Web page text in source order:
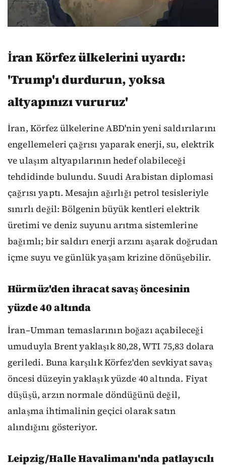
İran Körfez ülkelerini uyardı:
'Trump'ı durdurun, yoksa
altyapınızı vururuz'
İran, Körfez ülkelerine ABD'nin yeni saldırılarını
engellemeleri çağrısı yaparak enerji, su, elektrik
ve ulaşım altyapılarının hedef olabileceği
tehdidinde bulundu. Suudi Arabistan diplomasi
çağrısı yaptı. Mesajın ağırlığı petrol tesisleriyle
sınırlı değil: Bölgenin büyük kentleri elektrik
üretimi ve deniz suyunu arıtma sistemlerine
bağımlı; bir saldırı enerji arzını aşarak doğrudan
içme suyu ve günlük yaşam krizine dönüşebilir.
Hürmüz'den ihracat savaş öncesinin
yüzde 40 altında
İran–Umman temaslarının boğazı açabileceği
umuduyla Brent yaklaşık 80,28, WTI 75,83 dolara
geriledi. Buna karşılık Körfez'den sevkiyat savaş
öncesi düzeyin yaklaşık yüzde 40 altında. Fiyat
düşüşü, arzın normale döndüğünü değil,
anlaşma ihtimalinin geçici olarak satın
alındığını gösteriyor.
Leipzig/Halle Havalimanı'nda patlayıcılı